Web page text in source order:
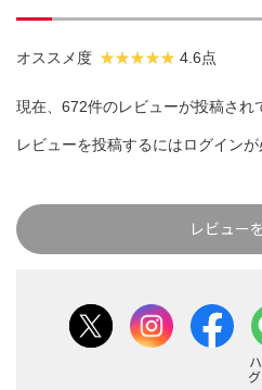
オススメ度 4.6点
現在、672件のレビューが投稿され
レビューを投稿するにはログインが
レビュー